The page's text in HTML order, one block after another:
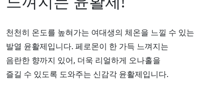
천천히 온도를 높혀가는 여대생의 체온을 느낄 수 있는
발열 윤활제입니다. 페로몬이 한 가득 느껴지는
음란한 향까지 있어, 더욱 리얼하게 오나홀을
즐길 수 있도록 도와주는 신감각 윤활제입니다.